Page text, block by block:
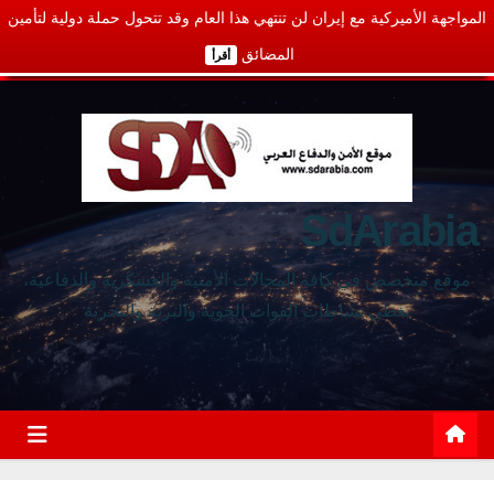
المواجهة الأميركية مع إيران لن تنتهي هذا العام وقد تتحول حملة دولية لتأمين
المضائق أقرأ
SdArabia
موقع متخصص في كافة المجالات الأمنية والعسكرية والدفاعية،
يغطي نشاطات القوات الجوية والبرية والبحرية